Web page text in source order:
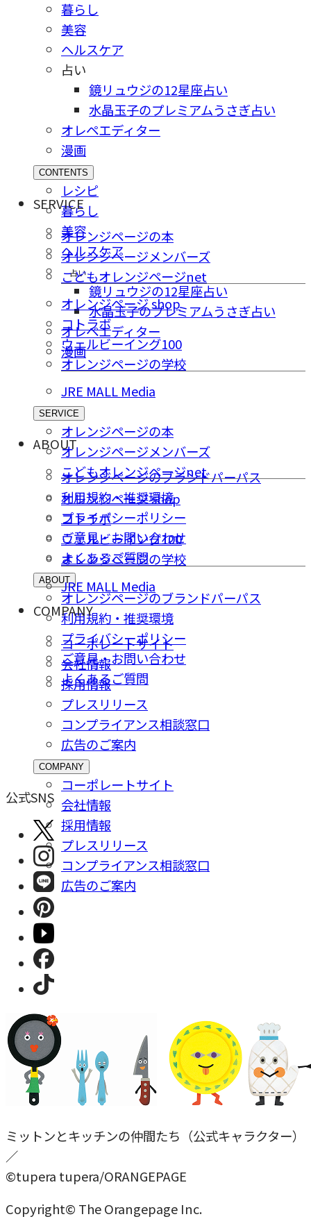
暮らし
美容
ヘルスケア
占い
鏡リュウジの12星座占い
水晶玉子のプレミアムうさぎ占い
オレペエディター
漫画
CONTENTS
レシピ
暮らし
美容
ヘルスケア
占い
鏡リュウジの12星座占い
水晶玉子のプレミアムうさぎ占い
オレペエディター
漫画
SERVICE
オレンジページの本
オレンジページメンバーズ
こどもオレンジページnet
オレンジページ shop
コトラボ
ウェルビーイング100
オレンジページの学校
JRE MALL Media
SERVICE
オレンジページの本
オレンジページメンバーズ
こどもオレンジページnet
オレンジページ shop
コトラボ
ウェルビーイング100
オレンジページの学校
JRE MALL Media
ABOUT
オレンジページのブランドパーパス
利用規約・推奨環境
プライバシーポリシー
ご意⾒・お問い合わせ
よくあるご質問
ABOUT
オレンジページのブランドパーパス
利用規約・推奨環境
プライバシーポリシー
ご意⾒・お問い合わせ
よくあるご質問
COMPANY
コーポレートサイト
会社情報
採⽤情報
プレスリリース
コンプライアンス相談窓⼝
広告のご案内
COMPANY
コーポレートサイト
会社情報
採⽤情報
プレスリリース
コンプライアンス相談窓⼝
広告のご案内
公式SNS
ミットンとキッチンの仲間たち（公式キャラクター）
／
©tupera tupera/ORANGEPAGE
Copyright© The Orangepage Inc.